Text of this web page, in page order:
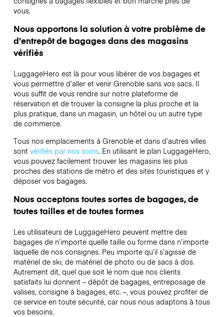
vous.
Nous apportons la solution à votre problème de
d’entrepôt de bagages dans des magasins
vérifiés
LuggageHero est là pour vous libérer de vos bagages et
vous permettre d’aller et venir Grenoble sans vos sacs. Il
vous suffit de vous rendre sur notre plateforme de
réservation et de trouver la consigne la plus proche et la
plus pratique, dans un magasin, un hôtel ou un autre type
de commerce.
Tous nos emplacements à Grenoble et dans d’autres villes
sont vérifiés par nos soins. En utilisant le plan LuggageHero,
vous pouvez facilement trouver les magasins les plus
proches des stations de métro et des sites touristiques et y
déposer vos bagages.
Nous acceptons toutes sortes de bagages, de
toutes tailles et de toutes formes
Les utilisateurs de LuggageHero peuvent mettre des
bagages de n’importe quelle taille ou forme dans n’importe
laquelle de nos consignes. Peu importe qu’il s’agisse de
matériel de ski, de matériel de photo ou de sacs à dos.
Autrement dit, quel que soit le nom que nos clients
satisfaits lui donnent – dépôt de bagages, entreposage de
valises, consigne à bagages, etc. –, vous pouvez profiter de
ce service en toute sécurité, car nous nous adaptons à tous
vos besoins.